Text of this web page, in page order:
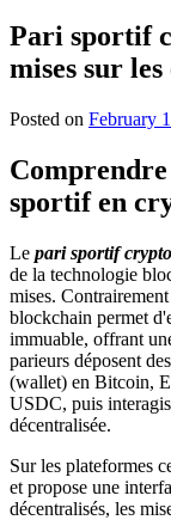
Pari sportif
mises sur
Posted on February
sportif en
Le pari sportif crypto
de la technologie
mises.
blockchain permet
immuable, offrant
parieurs déposent
(wallet) en Bitcoin,
USDC, puis
décentralisée.
Sur les plateformes
et propose une
décentralisés, les